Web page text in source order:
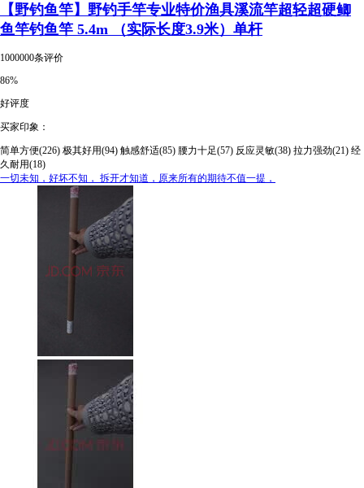
【野钓鱼竿】野钓手竿专业特价渔具溪流竿超轻超硬鲫
鱼竿钓鱼竿 5.4m （实际长度3.9米）单杆
1000000条评价
86%
好评度
买家印象：
简单方便(226) 极其好用(94) 触感舒适(85) 腰力十足(57) 反应灵敏(38) 拉力强劲(21) 经
久耐用(18)
一切未知，好坏不知， 拆开才知道，原来所有的期待不值一提，